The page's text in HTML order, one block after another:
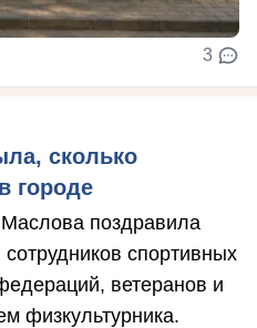
3
сколько
городе
поздравила
спортивных
ветеранов и
физкультурника.